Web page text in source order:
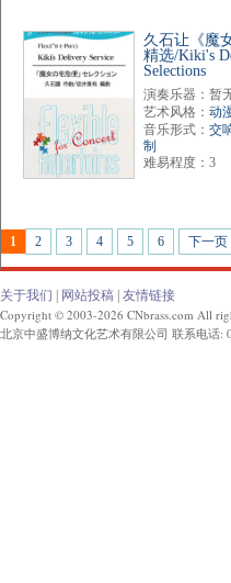
久石让《魔
精选/Kiki's
Selections
演奏乐器：暂
艺术风格： 动
音乐形式： 交
制
难易程度：3
1 2 3 4 5 6 下一页
关于我们 网站投稿 友情链接
Copyright © 2003-2026 CNbrass.com All
北京中盛博纳文化艺术有限公司 联系电话: